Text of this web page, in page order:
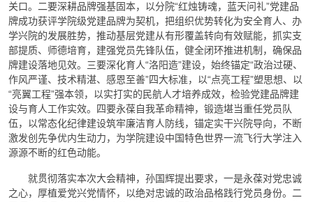
关口。二要深耕品牌强基固本，以分院“红烛铸魂，蓝天问礼”党建品
牌成功获评学院级党建品牌为契机，把组织优势转化为安全育人、办
学兴院的发展胜势，推动基层党建从有形覆盖转向有效赋能，抓实支
部提质、师德培育，建强党员先锋队伍，健全闭环推进机制，确保品
牌建设落地见效。三要深化育人“洛阳造”建设，始终锚定“政治过硬、
作风严谨、技术精湛、感恩至善”四大标准，以“点亮工程”塑思想、以
“亮翼工程”强本领，以实打实的民航人才培养成效，检验党建品牌建
设与育人工作实效。四要永葆自我革命精神，锻造堪当重任党员队
伍，以常态化纪律建设筑牢廉洁育人防线，锚定实干兴院导向，不断
激发创先争优内生动力，为学院建设中国特色世界一流飞行大学注入
源源不断的红色动能。
就贯彻落实本次大会精神，孙国辉提出要求，一是永葆对党忠诚
之心，厚植爱党兴党情怀，以绝对忠诚的政治品格践行党员身份。二